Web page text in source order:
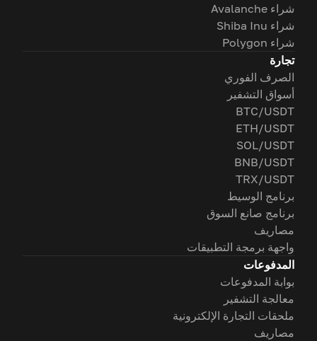
شراء Avalanche
شراء Shiba Inu
شراء Polygon
تجارة
الصرف الفوري
أسواق التشفير
BTC/USDT
ETH/USDT
SOL/USDT
BNB/USDT
TRX/USDT
برنامج الوسيط
برنامج صانع السوق
مصاريف
واجهة برمجة التطبيقات
المدفوعات
بوابة المدفوعات
معالجة التشفير
ملحقات التجارة الإلكترونية
مصاريف